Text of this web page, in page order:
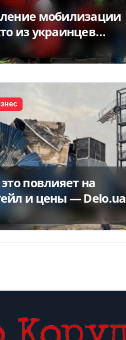
мобилизации
из украинцев
право на
защиту в ЕС
повлияет на
и цены — Delo.ua